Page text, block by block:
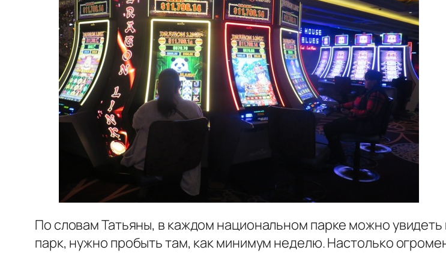
По словам Татьяны, в каждом национальном парке можно
парк, нужно пробыть там, как минимум неделю. Настолько